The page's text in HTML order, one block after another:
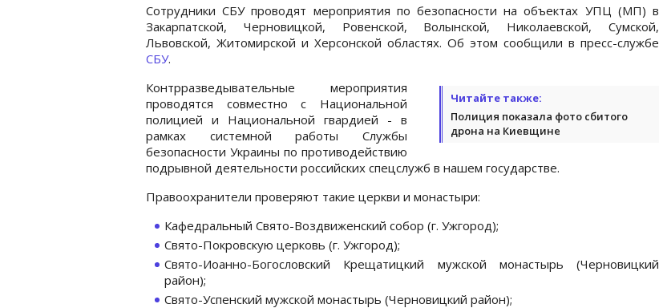
Сотрудники СБУ проводят мероприятия по безопасности на объектах УПЦ (МП) в
Закарпатской, Черновицкой, Ровенской, Волынской, Николаевской, Сумской,
Львовской, Житомирской и Херсонской областях. Об этом сообщили в пресс-службе
СБУ.
Читайте также:
Полиция показала фото сбитого
дрона на Киевщине
Контрразведывательные мероприятия
проводятся совместно с Национальной
полицией и Национальной гвардией - в
рамках системной работы Службы
безопасности Украины по противодействию
подрывной деятельности российских спецслужб в нашем государстве.
Правоохранители проверяют такие церкви и монастыри:
Кафедральный Свято-Воздвиженский собор (г. Ужгород);
Свято-Покровскую церковь (г. Ужгород);
Свято-Иоанно-Богословский Крещатицкий мужской монастырь (Черновицкий
район);
Свято-Успенский мужской монастырь (Черновицкий район);